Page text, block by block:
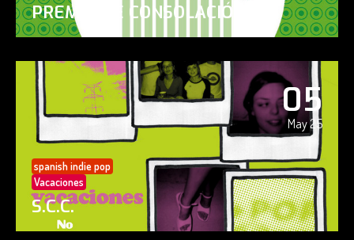
PREMIO DE CONSOLACIÓN
05
May 25
spanish indie pop
Vacaciones
S.C.C.